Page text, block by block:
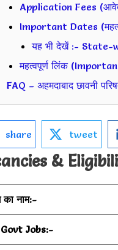
Application Fees
Important Dates
यह भी देखें :- State-
महत्वपूर्ण लिंक
FAQ – अहमदाबाद छावनी
share tweet
&
का नाम:-
Jobs:-